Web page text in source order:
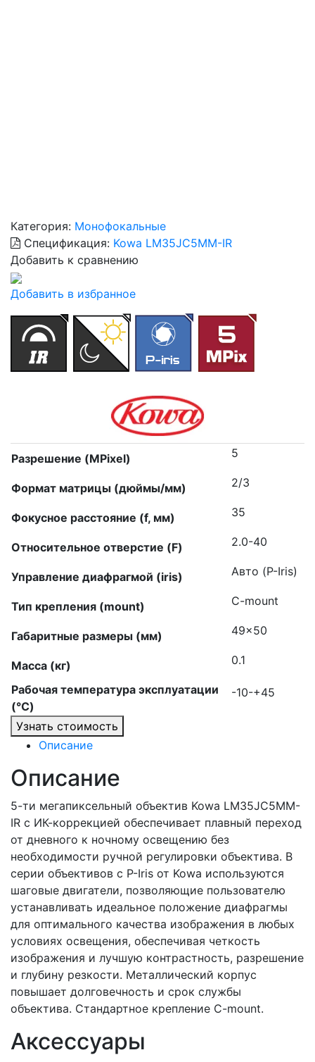
Категория: Монофокальные
Спецификация: Kowa LM35JC5MM-IR
Добавить к сравнению
Добавить в избранное
Разрешение (MPixel) 5
Формат матрицы (дюймы/мм) 2/3
Фокусное расстояние (f, мм) 35
Относительное отверстие (F) 2.0-40
Управление диафрагмой (iris) Авто (P-Iris)
Тип крепления (mount) C-mount
Габаритные размеры (мм) 49×50
Масса (кг) 0.1
Рабочая температура эксплуатации
(°C)
-10-+45
Узнать стоимость
Описание
Описание
5-ти мегапиксельный объектив Kowa LM35JC5MM-
IR с ИК-коррекцией обеспечивает плавный переход
от дневного к ночному освещению без
необходимости ручной регулировки объектива. В
серии объективов c P-Iris от Kowa используются
шаговые двигатели, позволяющие пользователю
устанавливать идеальное положение диафрагмы
для оптимального качества изображения в любых
условиях освещения, обеспечивая четкость
изображения и лучшую контрастность, разрешение
и глубину резкости. Металлический корпус
повышает долговечность и срок службы
объектива. Стандартное крепление C-mount.
Аксессуары